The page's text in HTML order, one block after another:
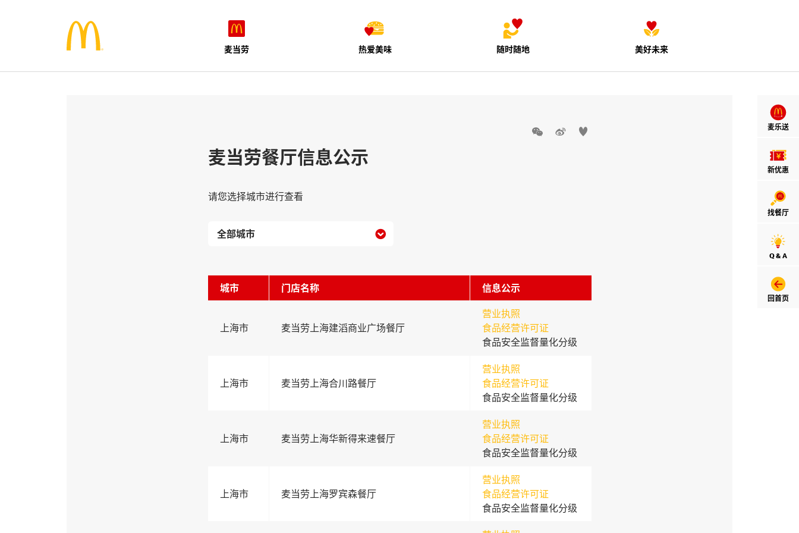
麦当劳 热爱美味 随时随地 美好未来
麦乐送
新优惠
找餐厅
Q & A
回首页
  
麦当劳餐厅信息公示
请您选择城市进行查看

城市 门店名称 信息公示
上海市 麦当劳上海建滔商业广场餐厅
营业执照
食品经营许可证
食品安全监督量化分级
上海市 麦当劳上海合川路餐厅
营业执照
食品经营许可证
食品安全监督量化分级
上海市 麦当劳上海华新得来速餐厅
营业执照
食品经营许可证
食品安全监督量化分级
上海市 麦当劳上海罗宾森餐厅
营业执照
食品经营许可证
食品安全监督量化分级